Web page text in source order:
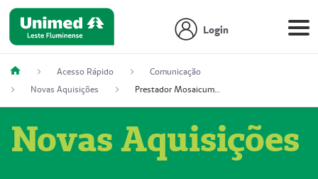
Login
Acesso Rápido
Comunicação
Novas Aquisições
Prestador Mosaicum Espaço Clínico Eireli (51004355-5)
Novas Aquisições